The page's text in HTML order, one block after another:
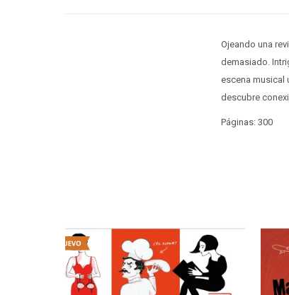
Ojeando una
demasiado.
escena musical
descubre
Páginas: 300